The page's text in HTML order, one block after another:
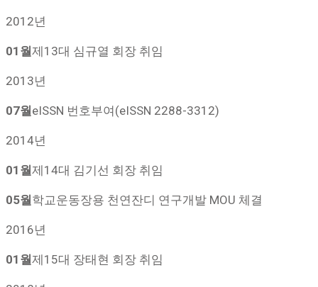
2012년
01월 제13대 심규열 회장 취임
2013년
07월 eISSN 번호부여(eISSN 2288-3312)
2014년
01월 제14대 김기선 회장 취임
05월 학교운동장용 천연잔디 연구개발 MOU 체결
2016년
01월 제15대 장태현 회장 취임